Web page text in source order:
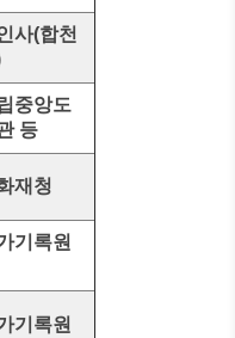
사(합천
중앙도
등
재청
기록원
기록원